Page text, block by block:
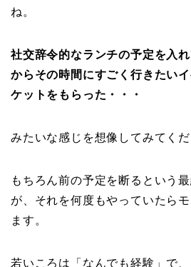
ね。
社交辞令的なランチの予定を入
からその時間にすごく行きたい
ケットをもらった・・・
みたいな感じを想像してみてくだ
もちろん前の予定を断るという
が、それを何度もやっていたら
ます。
若いころは「なんでも経験」で